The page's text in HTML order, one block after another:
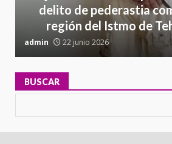
delito de pederastia
región del Istmo de
admin 22 junio 2026
BUSCAR